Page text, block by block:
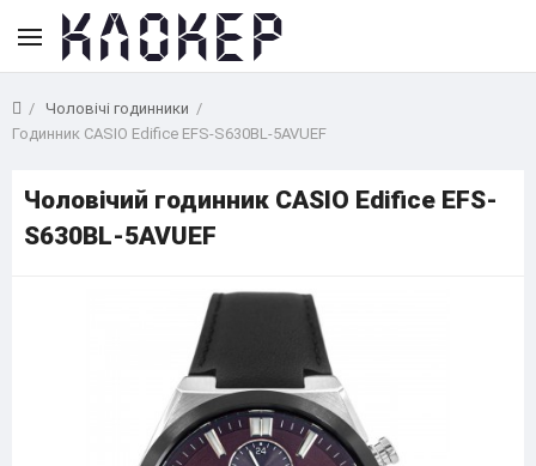
Чоловічі годинники
Годинник CASIO Edifice EFS-S630BL-5AVUEF
Чоловічий годинник CASIO Edifice EFS-
S630BL-5AVUEF